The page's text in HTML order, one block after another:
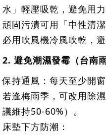
水」輕壓吸乾，避免用力
頑固污漬可用「中性清
必用吹風機冷風吹乾，避
2. 避免潮濕發霉（台南
保持通風：每天至少開
若逢梅雨季，可改用除
議維持50-60%）。
床墊下方防潮：